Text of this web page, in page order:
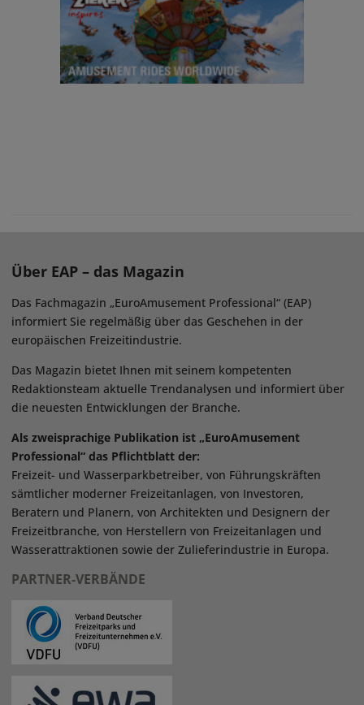
Über EAP – das Magazin
Das Fachmagazin „EuroAmusement Professional“ (EAP)
informiert Sie regelmäßig über das Geschehen in der
europäischen Freizeitindustrie.
Das Magazin bietet Ihnen mit seinem kompetenten
Redaktionsteam aktuelle Trendanalysen und informiert über
die neuesten Entwicklungen der Branche.
Als zweisprachige Publikation ist „EuroAmusement
Professional“ das Pflichtblatt der:
Freizeit- und Wasserparkbetreiber, von Führungskräften
sämtlicher moderner Freizeitanlagen, von Investoren,
Beratern und Planern, von Architekten und Designern der
Freizeitbranche, von Herstellern von Freizeitanlagen und
Wasserattraktionen sowie der Zulieferindustrie in Europa.
PARTNER-VERBÄNDE